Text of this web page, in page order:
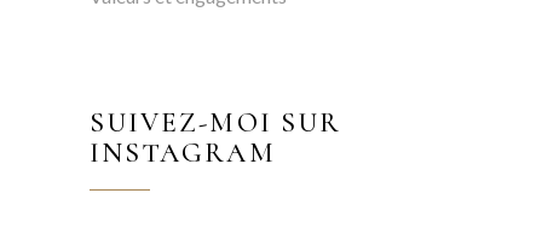
SUIVEZ-MOI SUR
INSTAGRAM